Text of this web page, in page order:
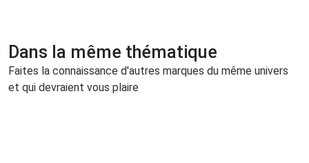
Dans la même thématique
Faites la connaissance d'autres marques du même univers
et qui devraient vous plaire